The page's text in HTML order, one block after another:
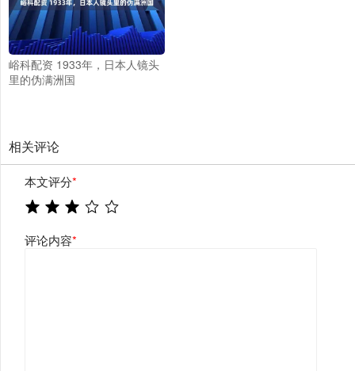
峪科配资 1933年，日本人镜头
里的伪满洲国
相关评论
本文评分*
评论内容*